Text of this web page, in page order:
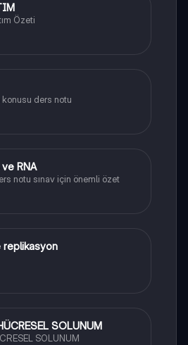
Özeti
konusu ders notu
RNA
notu sınav için önemli özet
replikasyon
SOLUNUM
SOLUNUM